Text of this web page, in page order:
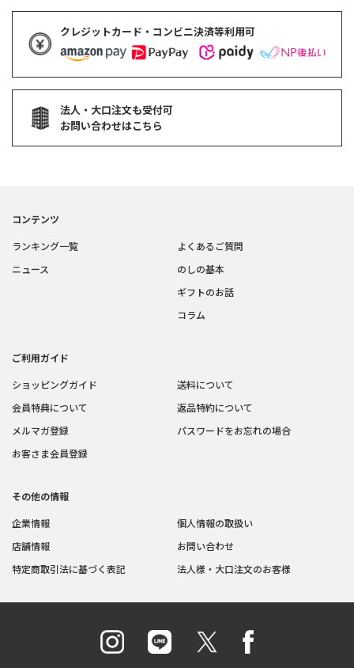
クレジットカード・コンビニ決済等利用可
法人・大口注文も受付可
お問い合わせはこちら
コンテンツ
ランキング一覧
ニュース
よくあるご質問
のしの基本
ギフトのお話
コラム
ご利用ガイド
ショッピングガイド
会員特典について
メルマガ登録
お客さま会員登録
送料について
返品特約について
パスワードをお忘れの場合
その他の情報
企業情報
店舗情報
特定商取引法に基づく表記
個人情報の取扱い
お問い合わせ
法人様・大口注文のお客様